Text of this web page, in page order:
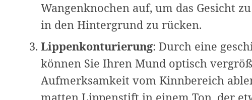
Wangenknochen auf, um das Gesicht
in den Hintergrund zu rücken.
Lippenkonturierung: Durch eine
können Sie Ihren Mund optisch
Aufmerksamkeit vom Kinnbereich